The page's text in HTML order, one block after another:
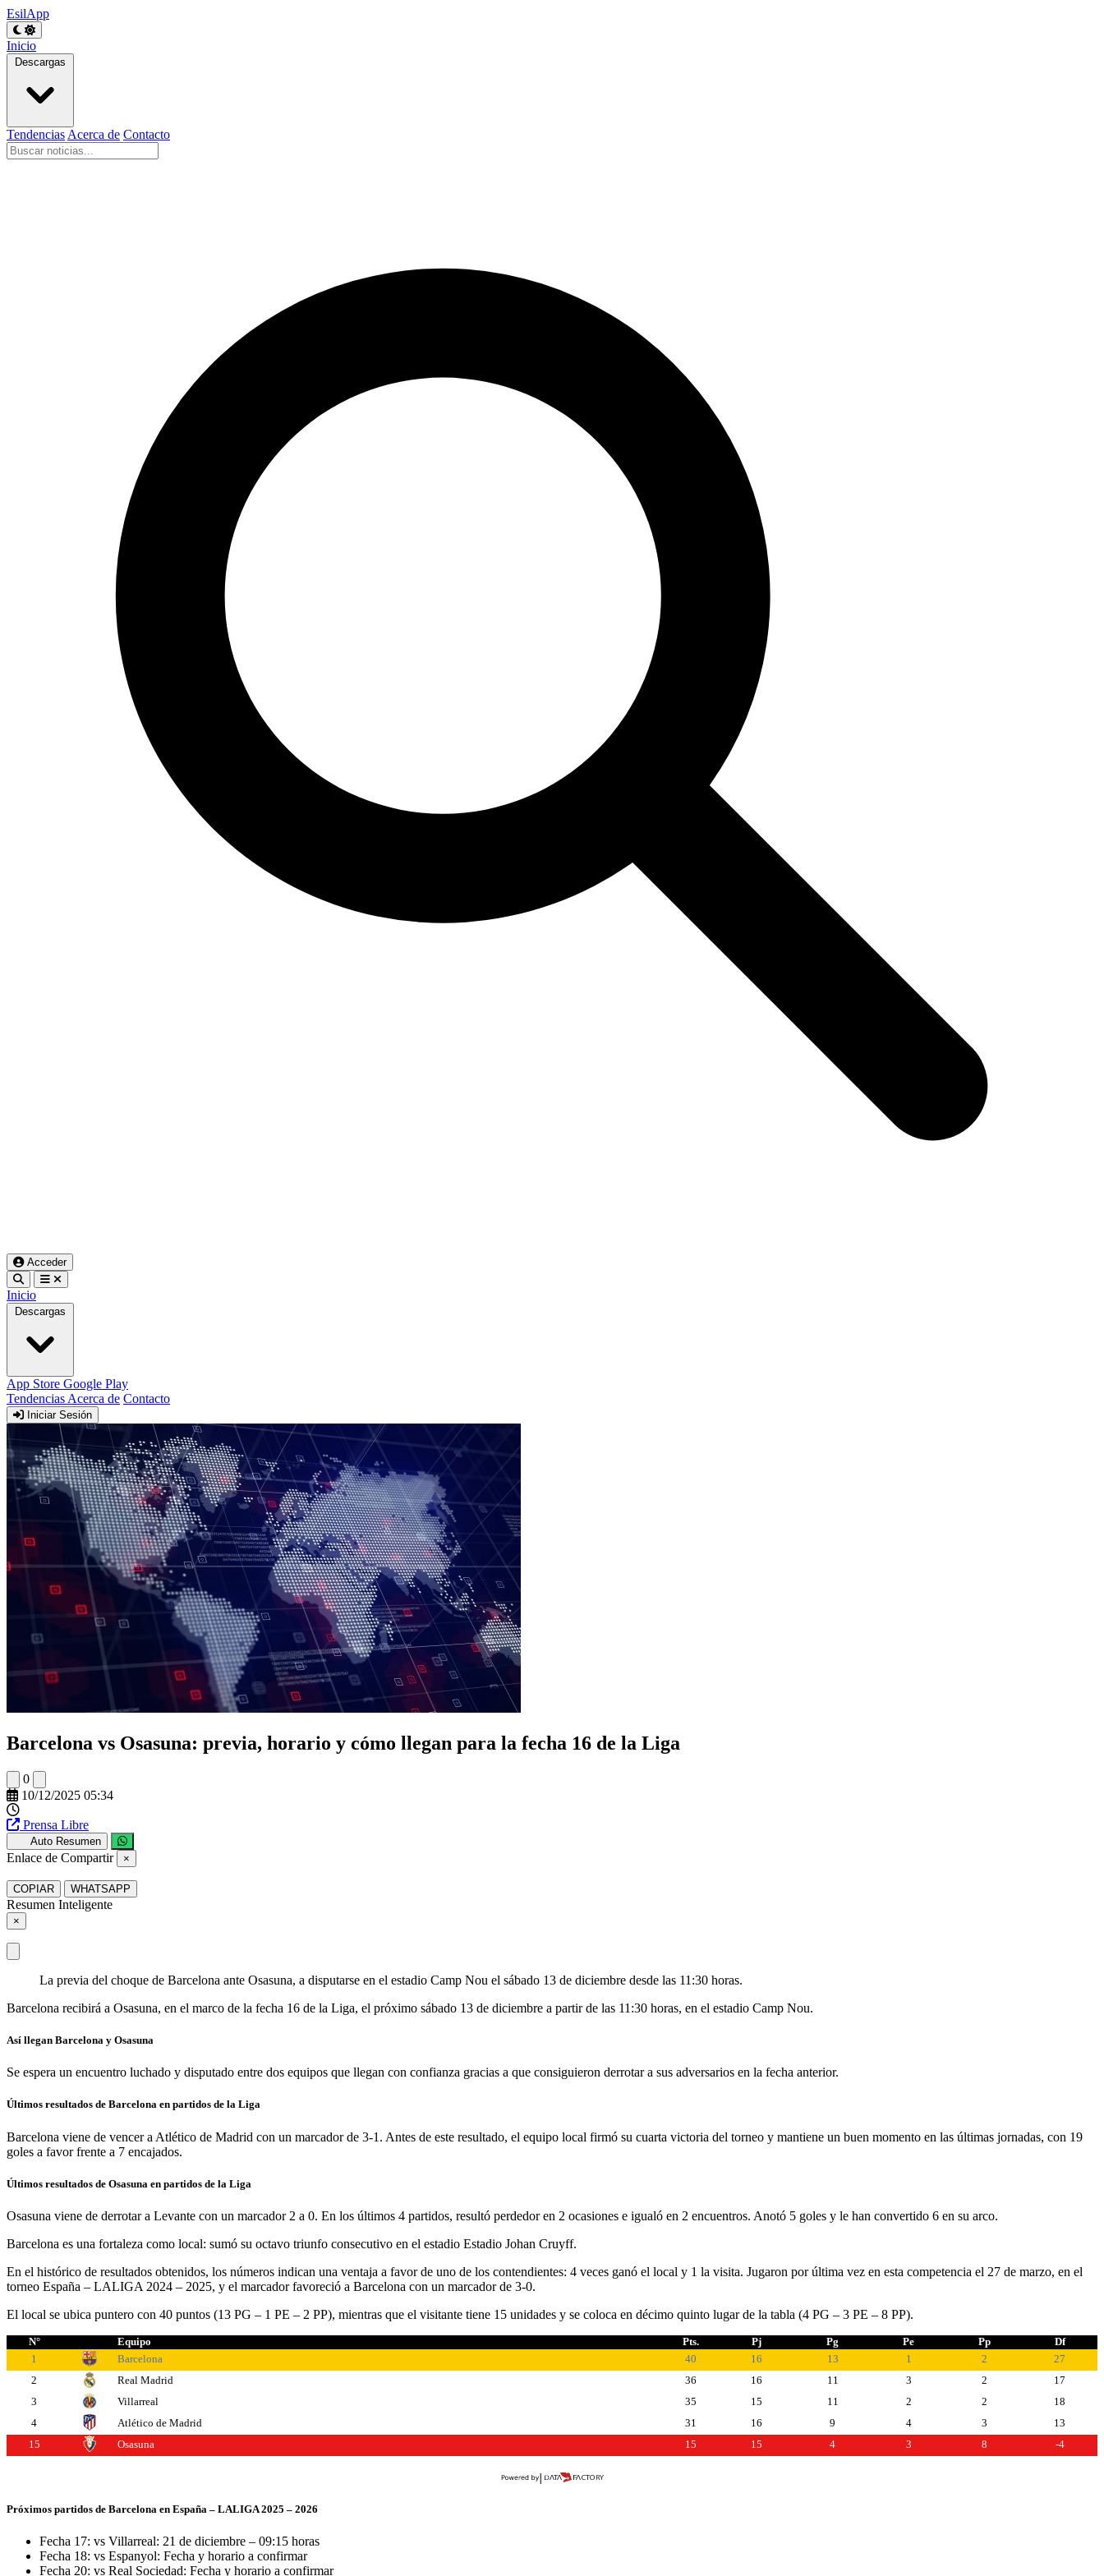
EsilApp
Inicio
Descargas
Tendencias Acerca de Contacto
Acceder
Inicio
Descargas
App Store Google Play
Tendencias Acerca de Contacto
Iniciar Sesión
Barcelona vs Osasuna: previa, horario y cómo llegan para la fecha 16 de la Liga
0
10/12/2025 05:34
Prensa Libre
Auto Resumen
Enlace de Compartir ×
COPIAR WHATSAPP
Resumen Inteligente
×
La previa del choque de Barcelona ante Osasuna, a disputarse en el estadio Camp Nou el sábado 13 de diciembre desde las 11:30 horas.
Barcelona recibirá a Osasuna, en el marco de la fecha 16 de la Liga, el próximo sábado 13 de diciembre a partir de las 11:30 horas, en el estadio Camp Nou.
Así llegan Barcelona y Osasuna
Se espera un encuentro luchado y disputado entre dos equipos que llegan con confianza gracias a que consiguieron derrotar a sus adversarios en la fecha anterior.
Últimos resultados de Barcelona en partidos de la Liga
Barcelona viene de vencer a Atlético de Madrid con un marcador de 3-1. Antes de este resultado, el equipo local firmó su cuarta victoria del torneo y mantiene un buen momento en las últimas jornadas, con 19
goles a favor frente a 7 encajados.
Últimos resultados de Osasuna en partidos de la Liga
Osasuna viene de derrotar a Levante con un marcador 2 a 0. En los últimos 4 partidos, resultó perdedor en 2 ocasiones e igualó en 2 encuentros. Anotó 5 goles y le han convertido 6 en su arco.
Barcelona es una fortaleza como local: sumó su octavo triunfo consecutivo en el estadio Estadio Johan Cruyff.
En el histórico de resultados obtenidos, los números indican una ventaja a favor de uno de los contendientes: 4 veces ganó el local y 1 la visita. Jugaron por última vez en esta competencia el 27 de marzo, en el
torneo España – LALIGA 2024 – 2025, y el marcador favoreció a Barcelona con un marcador de 3-0.
El local se ubica puntero con 40 puntos (13 PG – 1 PE – 2 PP), mientras que el visitante tiene 15 unidades y se coloca en décimo quinto lugar de la tabla (4 PG – 3 PE – 8 PP).
N° Equipo Pts. Pj Pg Pe Pp
Df
1
Barcelona 40 16 13 1 2
27
2
Real Madrid 36 16 11 3 2
17
3
Villarreal 35 15 11 2 2
18
4
Atlético de Madrid 31 16 9 4 3
13
15
Osasuna 15 15 4 3 8 -4
Próximos partidos de Barcelona en España – LALIGA 2025 – 2026
Fecha 17: vs Villarreal: 21 de diciembre – 09:15 horas
Fecha 18: vs Espanyol: Fecha y horario a confirmar
Fecha 20: vs Real Sociedad: Fecha y horario a confirmar